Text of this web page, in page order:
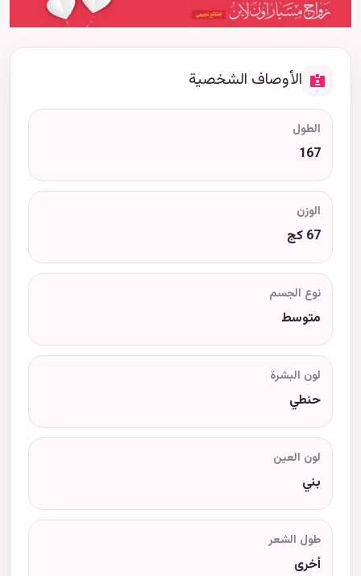
الأوصاف الشخصية
الطول
167
الوزن
67 كج
نوع الجسم
متوسط
لون البشرة
حنطي
لون العين
بني
طول الشعر
أخرى